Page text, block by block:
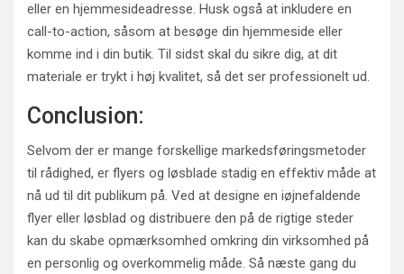
eller en hjemmesideadresse. Husk også at inkludere en
call-to-action, såsom at besøge din hjemmeside eller
komme ind i din butik. Til sidst skal du sikre dig, at dit
materiale er trykt i høj kvalitet, så det ser professionelt ud.
Conclusion:
Selvom der er mange forskellige markedsføringsmetoder
til rådighed, er flyers og løsblade stadig en effektiv måde at
nå ud til dit publikum på. Ved at designe en iøjnefaldende
flyer eller løsblad og distribuere den på de rigtige steder
kan du skabe opmærksomhed omkring din virksomhed på
en personlig og overkommelig måde. Så næste gang du